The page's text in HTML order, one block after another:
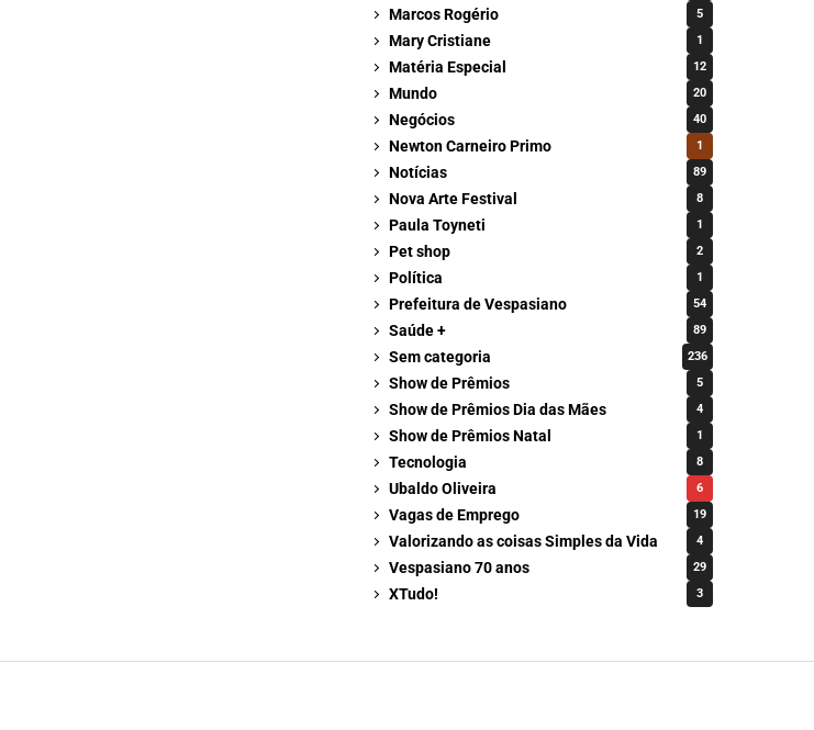
Marcos Rogério 5
Mary Cristiane 1
Matéria Especial 12
Mundo 20
Negócios 40
Newton Carneiro Primo 1
Notícias 89
Nova Arte Festival 8
Paula Toyneti 1
Pet shop 2
Política 1
Prefeitura de Vespasiano 54
Saúde + 89
Sem categoria 236
Show de Prêmios 5
Show de Prêmios Dia das Mães 4
Show de Prêmios Natal 1
Tecnologia 8
Ubaldo Oliveira 6
Vagas de Emprego 19
Valorizando as coisas Simples da Vida 4
Vespasiano 70 anos 29
XTudo! 3